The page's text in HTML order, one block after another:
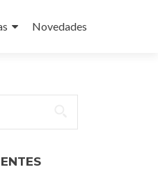
Novedades